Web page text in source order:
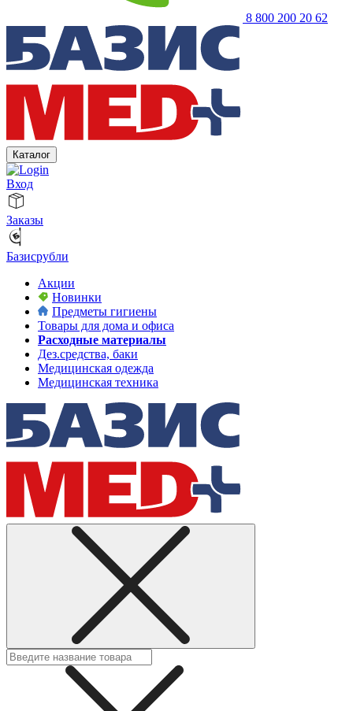
8 800 200 20 62
Каталог
Вход
Заказы
Базисрубли
Акции
Новинки
Предметы гигиены
Товары для дома и офиса
Расходные материалы
Дез.средства, баки
Медицинская одежда
Медицинская техника